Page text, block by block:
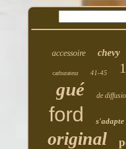
accessoire chevy
carburateur 41-45
gué de
ford s'adapte
original